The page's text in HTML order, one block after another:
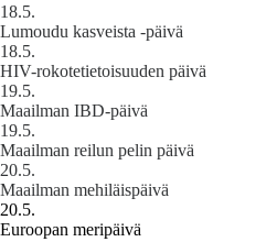
18.5.
Lumoudu kasveista -päivä
18.5.
HIV-rokotetietoisuuden päivä
19.5.
Maailman IBD-päivä
19.5.
Maailman reilun pelin päivä
20.5.
Maailman mehiläispäivä
20.5.
Euroopan meripäivä